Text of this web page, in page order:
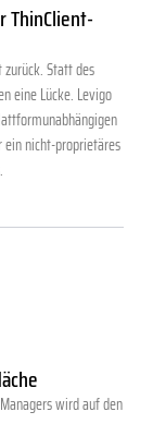
ThinClient-
Statt des
eine Lücke. Levigo
ein nicht-proprietäres
wird auf den